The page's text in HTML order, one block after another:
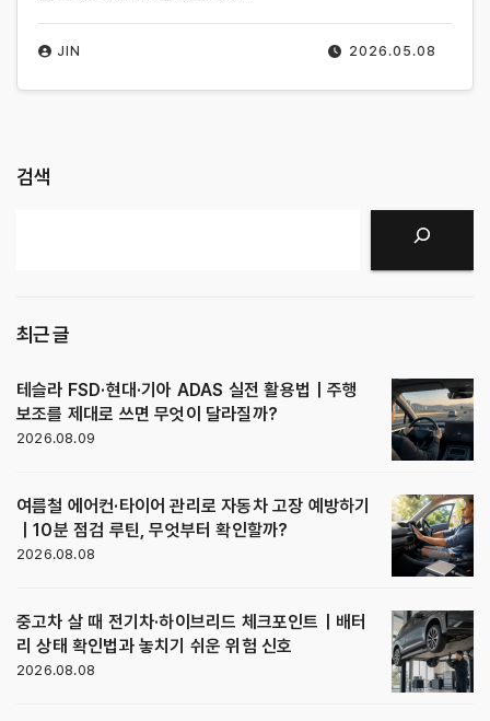
2026.05.08
JIN
검색
최근 글
테슬라 FSD·현대·기아 ADAS 실전 활용법｜주행
보조를 제대로 쓰면 무엇이 달라질까?
2026.08.09
여름철 에어컨·타이어 관리로 자동차 고장 예방하기
｜10분 점검 루틴, 무엇부터 확인할까?
2026.08.08
중고차 살 때 전기차·하이브리드 체크포인트｜배터
리 상태 확인법과 놓치기 쉬운 위험 신호
2026.08.08